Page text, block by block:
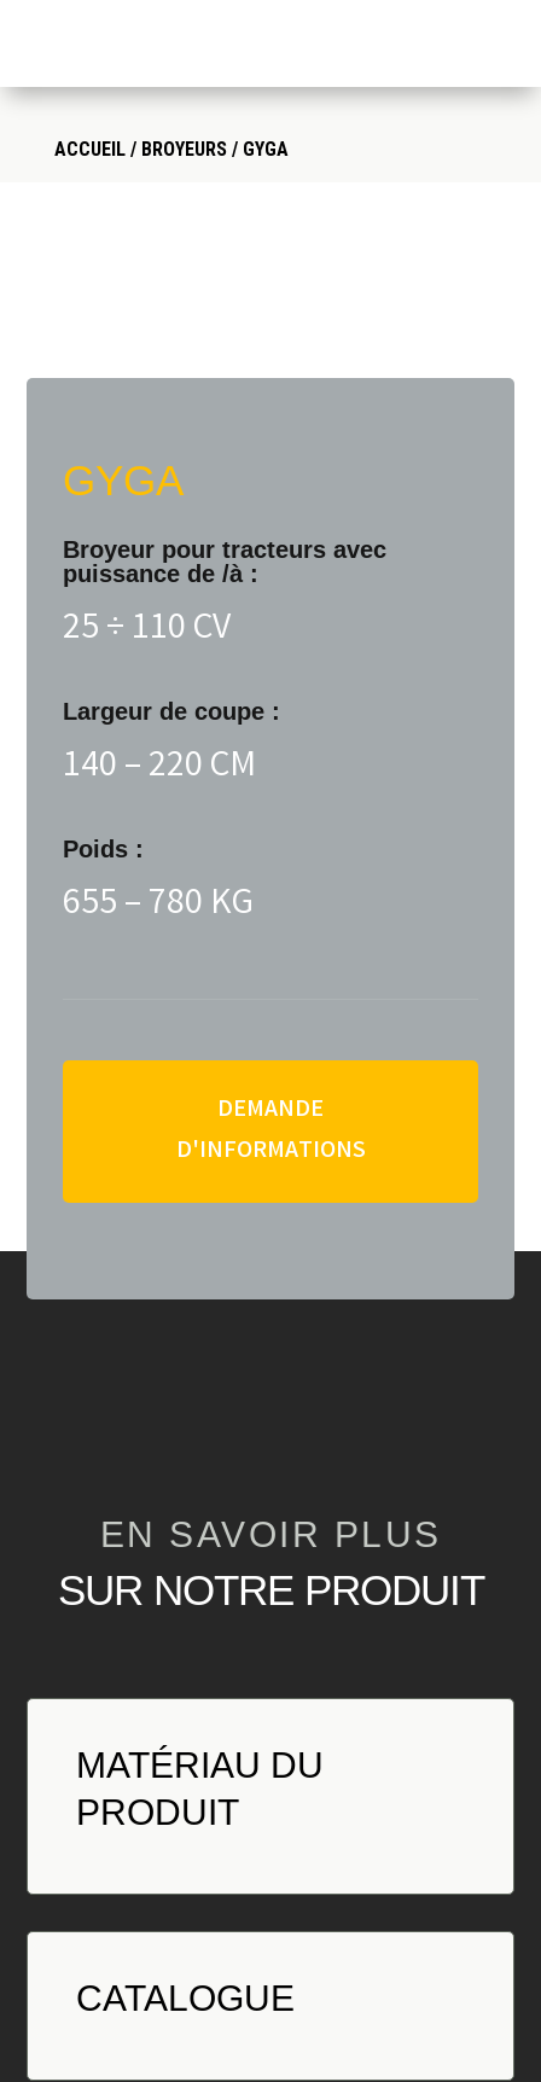
ACCUEIL/ BROYEURS/ GYGA
GYGA
Broyeur pour tracteurs avec
puissance de /à :
25 ÷ 110 CV
Largeur de coupe :
140 – 220 CM
Poids :
655 – 780 KG
DEMANDE
D'INFORMATIONS
EN SAVOIR PLUS
SUR NOTRE PRODUIT
MATÉRIAU DU
PRODUIT
CATALOGUE